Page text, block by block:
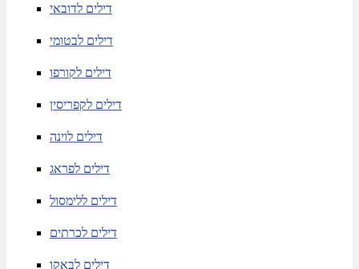
דילים לדובאי
דילים לבטומי
דילים לקורפו
דילים לקפריסין
דילים לוינה
דילים לפראג
דילים ללימסול
דילים לכרתים
דילים לבאקו